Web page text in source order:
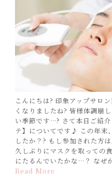
こんにちは? 印象アップサロ
くなりましたね? 皆様体調崩
い季節です…? さて本日ご紹
テ】についてです♪ この年末
したか？? もし参加された方
久しぶりにマスクを取っての
にたるんでいたかな…？ な
Read More